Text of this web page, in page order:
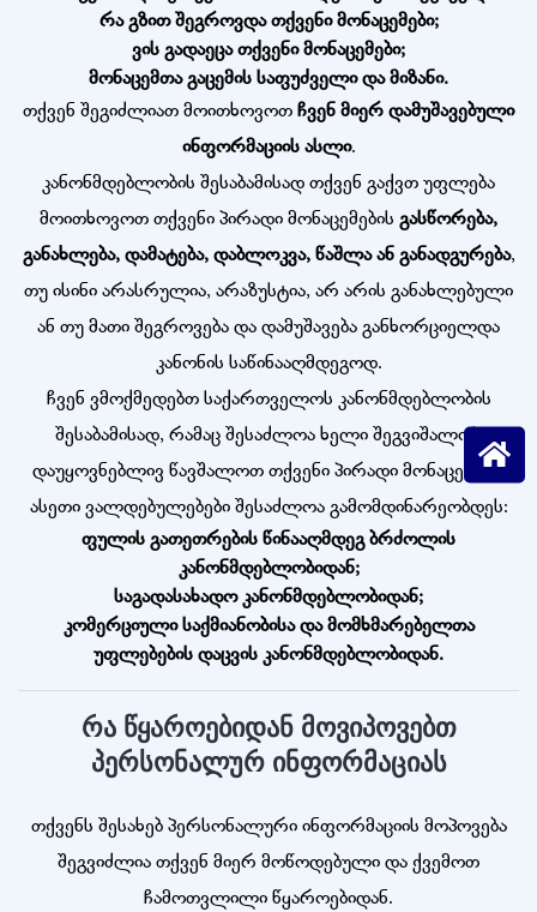
რა გზით შეგროვდა თქვენი მონაცემები;
ვის გადაეცა თქვენი მონაცემები;
მონაცემთა გაცემის საფუძველი და მიზანი.
თქვენ შეგიძლიათ მოითხოვოთ ჩვენ მიერ დამუშავებული
ინფორმაციის ასლი.
კანონმდებლობის შესაბამისად თქვენ გაქვთ უფლება
მოითხოვოთ თქვენი პირადი მონაცემების გასწორება,
განახლება, დამატება, დაბლოკვა, წაშლა ან განადგურება,
თუ ისინი არასრულია, არაზუსტია, არ არის განახლებული
ან თუ მათი შეგროვება და დამუშავება განხორციელდა
კანონის საწინააღმდეგოდ.
ჩვენ ვმოქმედებთ საქართველოს კანონმდებლობის
შესაბამისად, რამაც შესაძლოა ხელი შეგვიშალოს
დაუყოვნებლივ წავშალოთ თქვენი პირადი მონაცემები.
ასეთი ვალდებულებები შესაძლოა გამომდინარეობდეს:
ფულის გათეთრების წინააღმდეგ ბრძოლის
კანონმდებლობიდან;
საგადასახადო კანონმდებლობიდან;
კომერციული საქმიანობისა და მომხმარებელთა
უფლებების დაცვის კანონმდებლობიდან.
რა წყაროებიდან მოვიპოვებთ
პერსონალურ ინფორმაციას
თქვენს შესახებ პერსონალური ინფორმაციის მოპოვება
შეგვიძლია თქვენ მიერ მოწოდებული და ქვემოთ
ჩამოთვლილი წყაროებიდან.